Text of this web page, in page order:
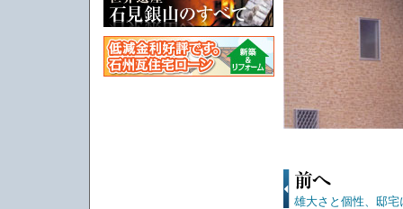
雄大さと個性、邸宅